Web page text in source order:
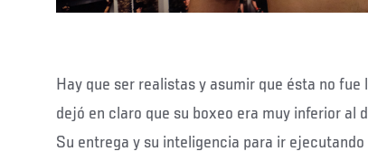
Hay que ser realistas y asumir que ésta no fue
dejó en claro que su boxeo era muy inferior al
Su entrega y su inteligencia para ir